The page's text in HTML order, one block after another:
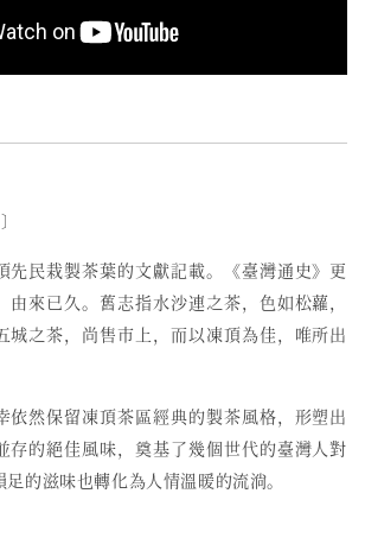
先民栽製茶葉的文獻記載。《臺灣通史》更
來已久。舊志指水沙連之茶，色如松蘿，
城之茶，尚售市上，而以凍頂為佳，唯所出
依然保留凍頂茶區經典的製茶風格，形塑出
存的絕佳風味，奠基了幾個世代的臺灣人對
的滋味也轉化為人情溫暖的流淌。